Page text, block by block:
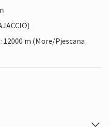
m (More/Pjescana